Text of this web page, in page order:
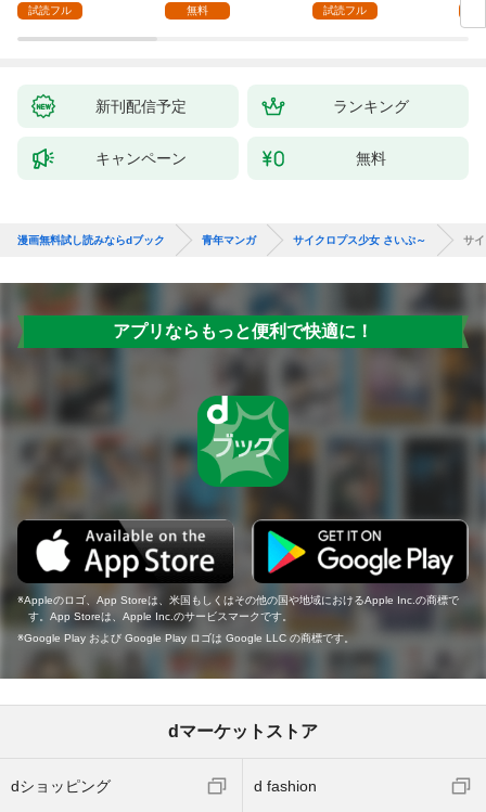
試読フル 無料 試読フル
新刊配信予定 ランキング
キャンペーン 無料
漫画無料試し読みならdブック 青年マンガ サイクロプス少女 さいぷ～ サ
アプリならもっと便利で快適に！
Appleのロゴ、App Storeは、米国もしくはその他の国や地域におけるApple Inc.の商標で
す。App Storeは、Apple Inc.のサービスマークです。
Google Play および Google Play ロゴは Google LLC の商標です。
dマーケットストア
dショッピング d fashion